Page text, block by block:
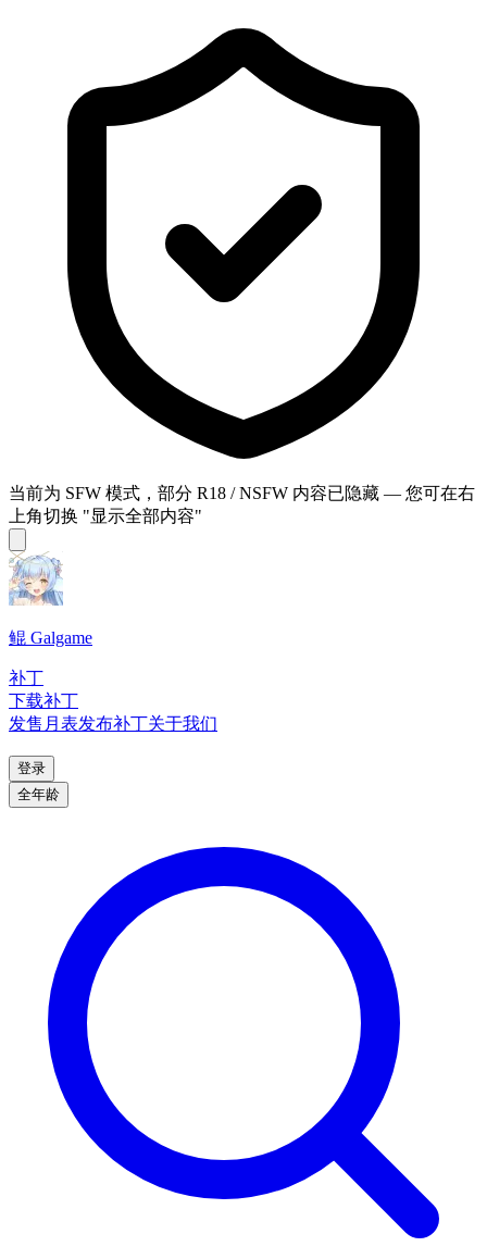
当前为 SFW 模式，部分 R18 / NSFW 内容已隐藏 — 您可在右
上角切换 "显示全部内容"
鲲 Galgame
补丁
下载补丁
发售月表发布补丁关于我们
登录
全年龄